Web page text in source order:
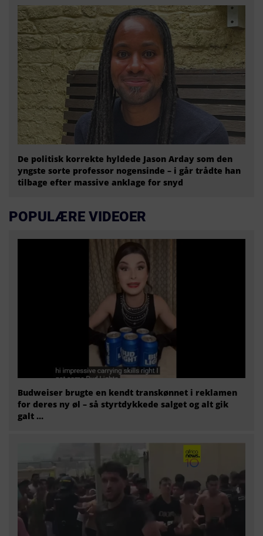
De politisk korrekte hyldede Jason Arday som den
yngste sorte professor nogensinde – i går trådte han
tilbage efter massive anklage for snyd
POPULÆRE VIDEOER
Budweiser brugte en kendt transkønnet i reklamen
for deres ny øl – så styrtdykkede salget og alt gik
galt …